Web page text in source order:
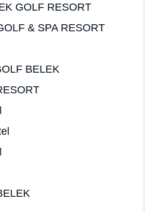
GOLF RESORT
& SPA RESORT
BELEK